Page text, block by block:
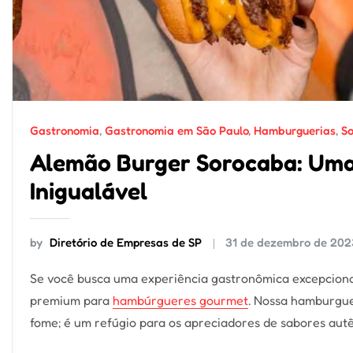
Gastronomia, Gastronomia em São Paulo, Hamburguerias,
Alemão Burger Sorocaba:
Inigualável
by Diretório de Empresas de SP 31 de dezembro de
Se você busca uma experiência gastronômica
premium para hambúrgueres gourmet. Nossa
fome; é um refúgio para os apreciadores de sabores